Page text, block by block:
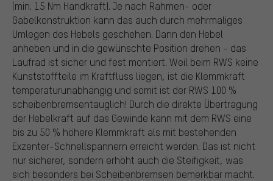
(min. 15 Nm Handkraft). Je nach Rahmen- oder
Gabelkonstruktion kann das auch durch mehrmaliges
Umlegen des Hebels geschehen. Dann den Hebel
anheben und in die gewünschte Position drehen - das
Laufrad ist sicher und fest montiert. Weil beim RWS keine
Kunststoffteile im Kraftfluss liegen, ist die Klemmkraft
temperaturunabhängig und somit ist der RWS 100 %
scheibenbremsentauglich! Durch die direkte Übertragung
der Hebelkraft auf das Gewinde kann mit dem RWS eine
bis zu 50 % höhere Klemmkraft als mit bestehenden
Exzenter-Schnellspannern erreicht werden. Das ist nicht
nur sicherer, sondern erhöht auch die Steifigkeit, was
sich besonders bei Scheibenbremsen bemerkbar macht.